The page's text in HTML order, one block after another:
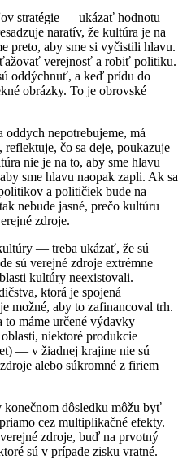
stratégie — ukázať hodnotu
naratív, že kultúra je na
preto, aby sme si vyčistili hlavu.
verejnosť a robiť politiku.
oddýchnuť, a keď prídu do
obrázky. To je obrovské
nepotrebujeme, má
čo sa deje, poukazuje
nie je na to, aby sme hlavu
sme hlavu naopak zapli. Ak sa
a političiek bude na
nebude jasné, prečo kultúru
zdroje.
— treba ukázať, že sú
sú verejné zdroje extrémne
kultúry neexistovali.
ktorá je spojená
možné, aby to zafinancoval trh.
to máme určené výdavky
niektoré produkcie
— v žiadnej krajine nie sú
alebo súkromné z firiem
konečnom dôsledku môžu byť
cez multiplikačné efekty.
zdroje, buď na prvotný
sú v prípade zisku vratné.